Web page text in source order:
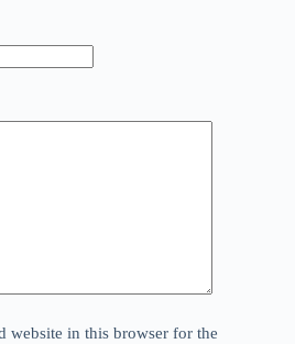
website in this browser for the